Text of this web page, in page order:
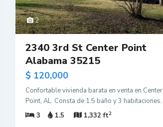
2
2340 3rd St Center Point
Alabama 35215
$ 120,000
Confortable vivienda barata en venta en Center
Point, AL. Consta de 1.5 baño y 3 habitaciones.
3
1.5 1,332 ft2